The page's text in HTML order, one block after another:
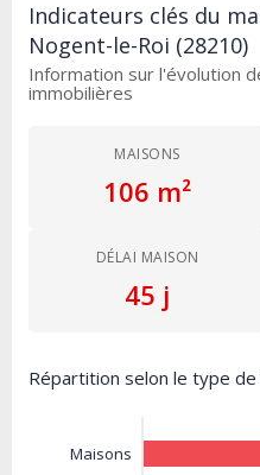
Indicateurs clés du
Nogent-le-Roi (28210)
Information sur l'évolution
immobilières
MAISONS
106 m²
DÉLAI MAISON
45 j
Répartition selon le type de
Maisons